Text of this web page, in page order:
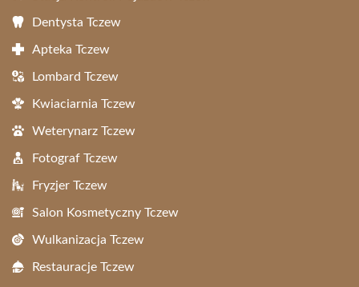
Dentysta Tczew
Apteka Tczew
Lombard Tczew
Kwiaciarnia Tczew
Weterynarz Tczew
Fotograf Tczew
Fryzjer Tczew
Salon Kosmetyczny Tczew
Wulkanizacja Tczew
Restauracje Tczew